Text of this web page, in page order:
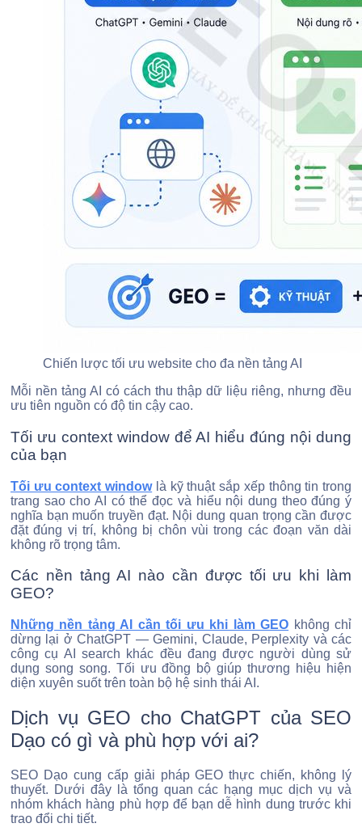
Chiến lược tối ưu website cho đa nền tảng AI
Mỗi nền tảng AI có cách thu thập dữ liệu riêng, nhưng đều
ưu tiên nguồn có độ tin cậy cao.
Tối ưu context window để AI hiểu đúng nội dung
của bạn
Tối ưu context windowlà kỹ thuật sắp xếp thông tin trong
trang sao cho AI có thể đọc và hiểu nội dung theo đúng ý
nghĩa bạn muốn truyền đạt. Nội dung quan trọng cần được
đặt đúng vị trí, không bị chôn vùi trong các đoạn văn dài
không rõ trọng tâm.
Các nền tảng AI nào cần được tối ưu khi làm
GEO?
Những nền tảng AI cần tối ưu khi làm GEO không chỉ
dừng lại ở ChatGPT — Gemini, Claude, Perplexity và các
công cụ AI search khác đều đang được người dùng sử
dụng song song. Tối ưu đồng bộ giúp thương hiệu hiện
diện xuyên suốt trên toàn bộ hệ sinh thái AI.
Dịch vụ GEO cho ChatGPT của SEO
Dạo có gì và phù hợp với ai?
SEO Dạo cung cấp giải pháp GEO thực chiến, không lý
thuyết. Dưới đây là tổng quan các hạng mục dịch vụ và
nhóm khách hàng phù hợp để bạn dễ hình dung trước khi
trao đổi chi tiết.